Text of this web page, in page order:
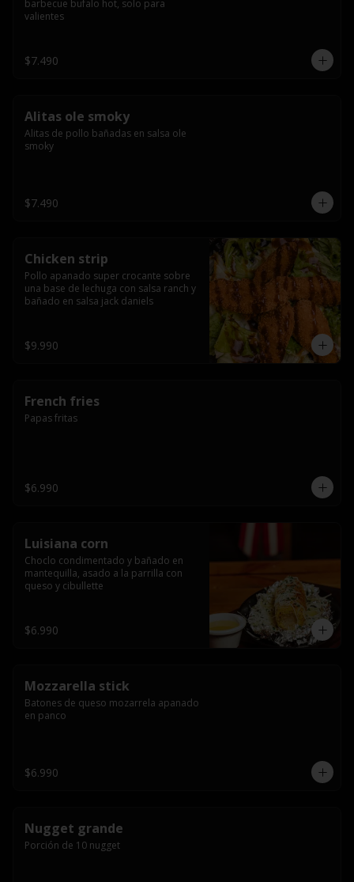
barbecue bufalo hot, solo para
valientes
$7.490
Alitas ole smoky
Alitas de pollo bañadas en salsa ole
smoky
$7.490
Chicken strip
Pollo apanado super crocante sobre
una base de lechuga con salsa ranch y
bañado en salsa jack daniels
$9.990
French fries
Papas fritas
$6.990
Luisiana corn
Choclo condimentado y bañado en
mantequilla, asado a la parrilla con
queso y cibullette
$6.990
Mozzarella stick
Batones de queso mozarrela apanado
en panco
$6.990
Nugget grande
Porción de 10 nugget